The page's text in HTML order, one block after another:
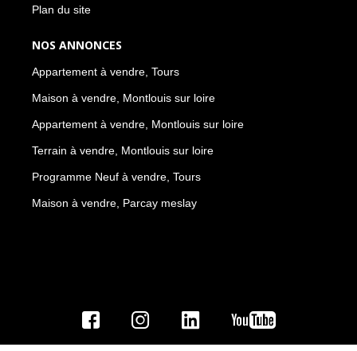
Plan du site
NOS ANNONCES
Appartement à vendre, Tours
Maison à vendre, Montlouis sur loire
Appartement à vendre, Montlouis sur loire
Terrain à vendre, Montlouis sur loire
Programme Neuf à vendre, Tours
Maison à vendre, Parcay meslay